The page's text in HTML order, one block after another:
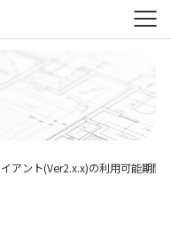
アント(Ver2.x.x)の利用可能期間